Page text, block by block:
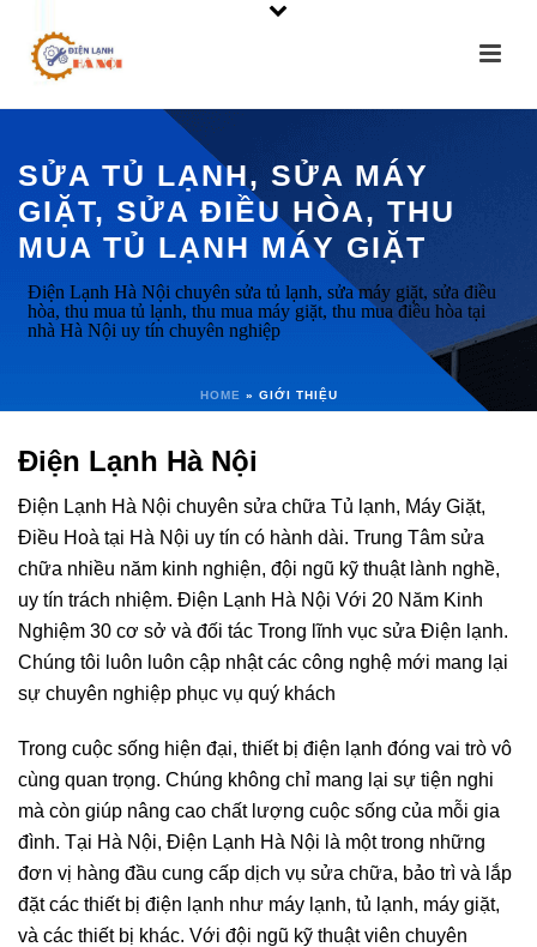
SỬA TỦ LẠNH, SỬA MÁY
GIẶT, SỬA ĐIỀU HÒA, THU
MUA TỦ LẠNH MÁY GIẶT
Điện Lạnh Hà Nội chuyên sửa tủ lạnh, sửa máy giặt, sửa điều
hòa, thu mua tủ lạnh, thu mua máy giặt, thu mua điều hòa tại
nhà Hà Nội uy tín chuyên nghiệp
HOME » GIỚI THIỆU
Điện Lạnh Hà Nội
Điện Lạnh Hà Nội chuyên sửa chữa Tủ lạnh, Máy Giặt,
Điều Hoà tại Hà Nội uy tín có hành dài. Trung Tâm sửa
chữa nhiều năm kinh nghiện, đội ngũ kỹ thuật lành nghề,
uy tín trách nhiệm. Điện Lạnh Hà Nội Với 20 Năm Kinh
Nghiệm 30 cơ sở và đối tác Trong lĩnh vục sửa Điện lạnh.
Chúng tôi luôn luôn cập nhật các công nghệ mới mang lại
sự chuyên nghiệp phục vụ quý khách
Trong cuộc sống hiện đại, thiết bị điện lạnh đóng vai trò vô
cùng quan trọng. Chúng không chỉ mang lại sự tiện nghi
mà còn giúp nâng cao chất lượng cuộc sống của mỗi gia
đình. Tại Hà Nội, Điện Lạnh Hà Nội là một trong những
đơn vị hàng đầu cung cấp dịch vụ sửa chữa, bảo trì và lắp
đặt các thiết bị điện lạnh như máy lạnh, tủ lạnh, máy giặt,
và các thiết bị khác. Với đội ngũ kỹ thuật viên chuyên